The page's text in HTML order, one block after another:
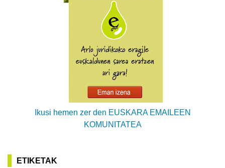
Ikusi hemen zer den EUSKARA EMAILEEN
KOMUNITATEA
ETIKETAK